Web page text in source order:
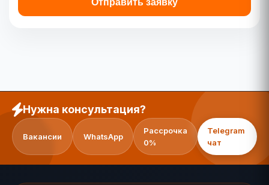
Нужна консультация?
Вакансии WhatsApp
Рассрочка
0%
Telegram
чат